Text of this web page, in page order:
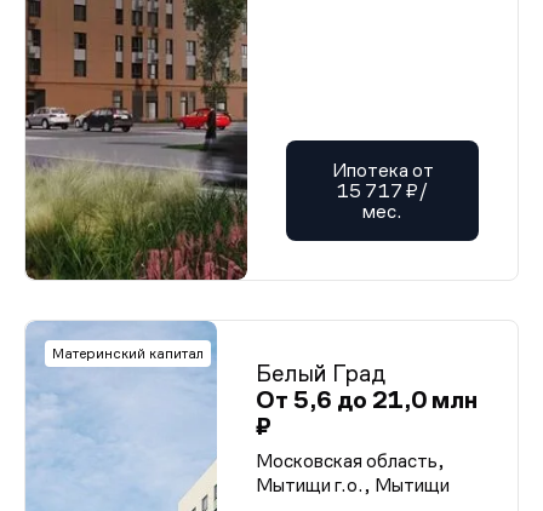
Ипотека от
15 717 ₽/
мес.
Материнский капитал
Белый Град
От 5,6 до 21,0 млн
₽
Московская область,
Мытищи г.о., Мытищи